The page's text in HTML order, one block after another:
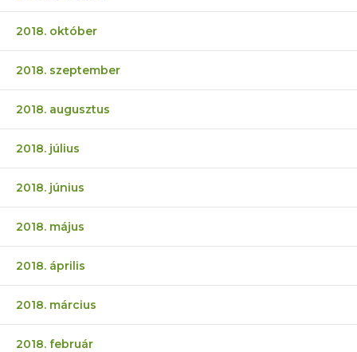
2018. október
2018. szeptember
2018. augusztus
2018. július
2018. június
2018. május
2018. április
2018. március
2018. február